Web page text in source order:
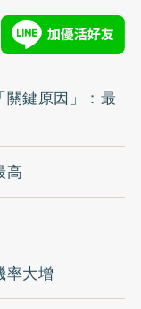
鍵原因」：最
高
大增